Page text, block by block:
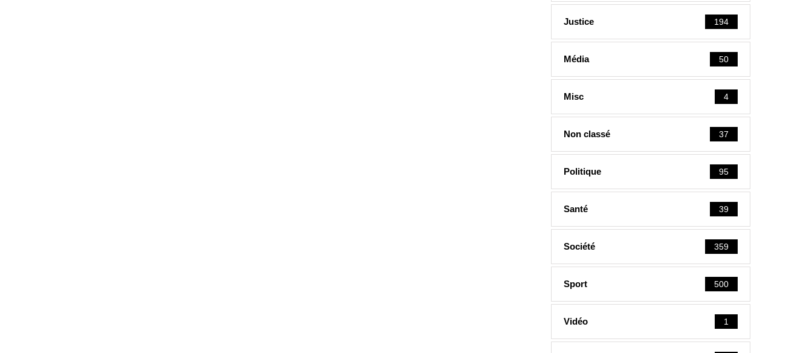
Justice 194
Média 50
Misc 4
Non classé 37
Politique 95
Santé 39
Société 359
Sport 500
Vidéo 1